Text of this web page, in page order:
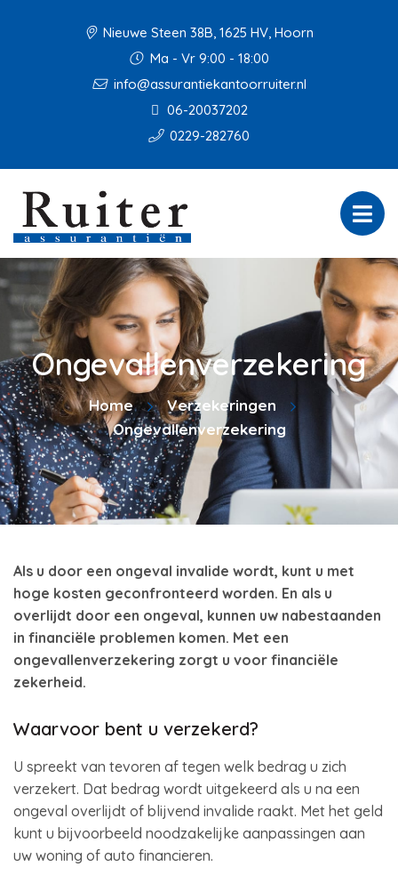
Nieuwe Steen 38B, 1625 HV, Hoorn
Ma - Vr 9:00 - 18:00
info@assurantiekantoorruiter.nl
06-20037202
0229-282760
Ongevallenverzekering
Home
Verzekeringen
Ongevallenverzekering
Als u door een ongeval invalide wordt, kunt u met
hoge kosten geconfronteerd worden. En als u
overlijdt door een ongeval, kunnen uw nabestaanden
in financiële problemen komen. Met een
ongevallenverzekering zorgt u voor financiële
zekerheid.
Waarvoor bent u verzekerd?
U spreekt van tevoren af tegen welk bedrag u zich
verzekert. Dat bedrag wordt uitgekeerd als u na een
ongeval overlijdt of blijvend invalide raakt. Met het geld
kunt u bijvoorbeeld noodzakelijke aanpassingen aan
uw woning of auto financieren.